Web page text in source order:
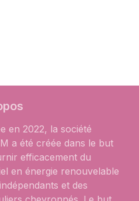
en 2022, la société
a été créée dans le but
efficacement du
en énergie renouvelable
et des